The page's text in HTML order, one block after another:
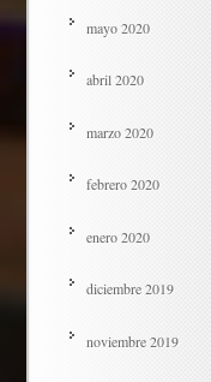
mayo 2020
abril 2020
marzo 2020
febrero 2020
enero 2020
diciembre 2019
noviembre 2019